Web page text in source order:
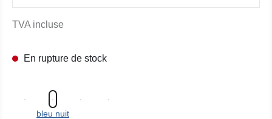
TVA incluse
En rupture de stock
bleu nuit